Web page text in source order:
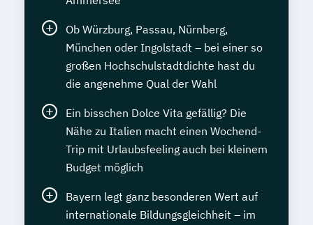
Ob Würzburg, Passau, Nürnberg,
München oder Ingolstadt – bei einer so
großen Hochschulstadtdichte hast du
die angenehme Qual der Wahl
Ein bisschen Dolce Vita gefällig? Die
Nähe zu Italien macht einen Wochend-
Trip mit Urlaubsfeeling auch bei kleinem
Budget möglich
Bayern legt ganz besonderen Wert auf
internationale Bildungsgleichheit – im